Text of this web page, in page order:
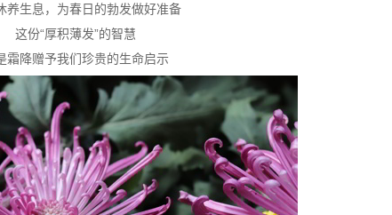
养生息，为春日的勃发做好准备
这份“厚积薄发”的智慧
霜降赠予我们珍贵的生命启示